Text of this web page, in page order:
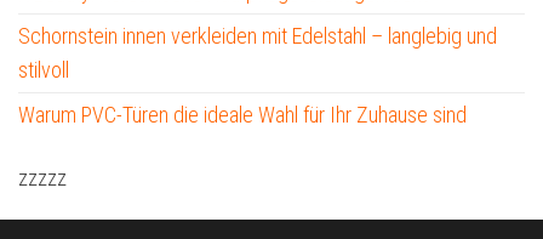
Schornstein innen verkleiden mit Edelstahl – langlebig und
stilvoll
Warum PVC-Türen die ideale Wahl für Ihr Zuhause sind
zzzzz